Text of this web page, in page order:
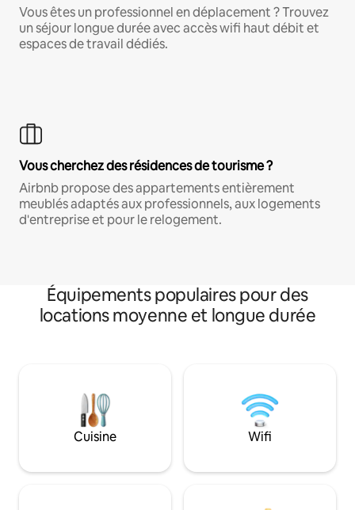
Vous êtes un professionnel en déplacement ? Trouvez
un séjour longue durée avec accès wifi haut débit et
espaces de travail dédiés.
Vous cherchez des résidences de tourisme ?
Airbnb propose des appartements entièrement
meublés adaptés aux professionnels, aux logements
d'entreprise et pour le relogement.
Équipements populaires pour des
locations moyenne et longue durée
Cuisine Wifi